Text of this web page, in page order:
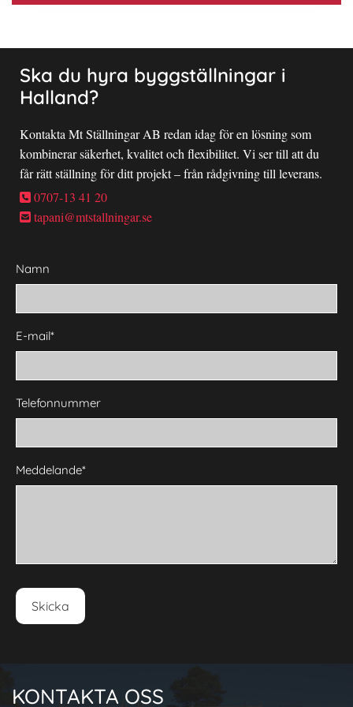
Ska du hyra byggställningar i
Halland?
Kontakta Mt Ställningar AB redan idag för en lösning som
kombinerar säkerhet, kvalitet och flexibilitet. Vi ser till att du
får rätt ställning för ditt projekt – från rådgivning till leverans.
 0707-13 41 20
 tapani@mtstallningar.se
Namn
E-mail*
Telefonnummer
Meddelande*
KONTAKTA OSS